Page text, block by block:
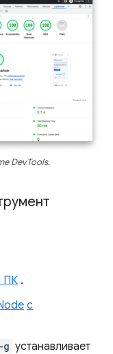
DevTools.
ПК .
с
g устанавливает